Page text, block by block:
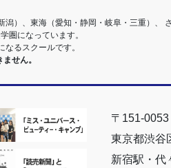
）、東海（愛知・静岡・岐阜・三重）、
圏になっています。
るスクールです。
せん。
〒151-0053
東京都渋
新宿駅・代